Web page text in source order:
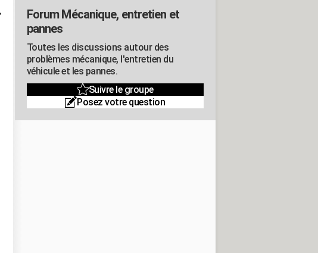
Forum Mécanique, entretien et
pannes
Toutes les discussions autour des
problèmes mécanique, l'entretien du
véhicule et les pannes.
Suivre le groupe
Posez votre question